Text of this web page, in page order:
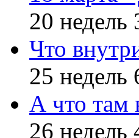
20 недель
Что
25 недель
А что там
26 недель